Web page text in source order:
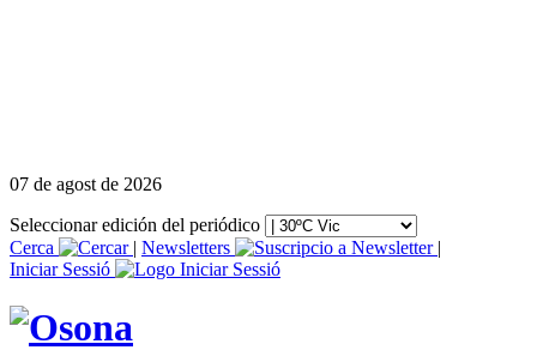
07 de agost de 2026
Seleccionar edición del periódico
Cerca
| Newsletters
|
Iniciar Sessió